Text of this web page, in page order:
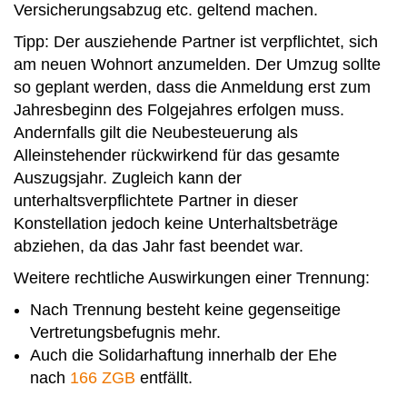
Versicherungsabzug etc. geltend machen.
Tipp: Der ausziehende Partner ist verpflichtet, sich
am neuen Wohnort anzumelden. Der Umzug sollte
so geplant werden, dass die Anmeldung erst zum
Jahresbeginn des Folgejahres erfolgen muss.
Andernfalls gilt die Neubesteuerung als
Alleinstehender rückwirkend für das gesamte
Auszugsjahr. Zugleich kann der
unterhaltsverpflichtete Partner in dieser
Konstellation jedoch keine Unterhaltsbeträge
abziehen, da das Jahr fast beendet war.
Weitere rechtliche Auswirkungen einer Trennung:
Nach Trennung besteht keine gegenseitige
Vertretungsbefugnis mehr.
Auch die Solidarhaftung innerhalb der Ehe
nach 166 ZGB entfällt.